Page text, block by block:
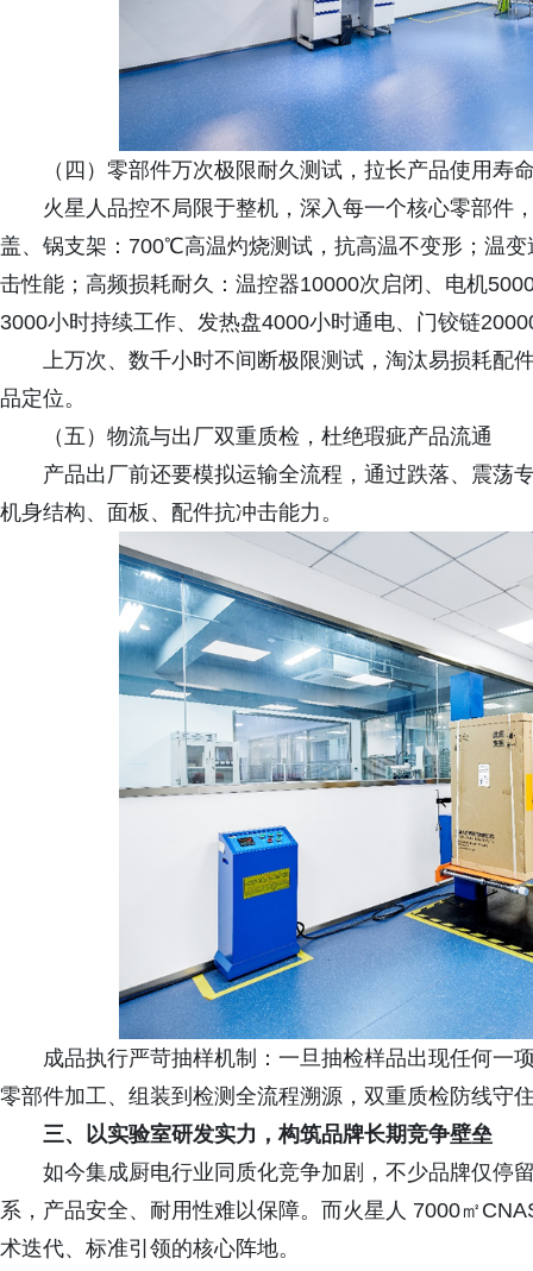
（四）零部件万次极限耐久测试，拉长产品使用寿
火星人品控不局限于整机，深入每一个核心零部件
盖、锅支架：700℃高温灼烧测试，抗高温不变形；温
击性能；高频损耗耐久：温控器10000次启闭、电机
3000小时持续工作、发热盘4000小时通电、门铰链
上万次、数千小时不间断极限测试，淘汰易损耗配
品定位。
（五）物流与出厂双重质检，杜绝瑕疵产品流通
产品出厂前还要模拟运输全流程，通过跌落、震荡
机身结构、面板、配件抗冲击能力。
成品执行严苛抽样机制：一旦抽检样品出现任何一
零部件加工、组装到检测全流程溯源，双重质检防线守
三、以实验室研发实力，构筑品牌长期竞争壁垒
如今集成厨电行业同质化竞争加剧，不少品牌仅停
系，产品安全、耐用性难以保障。而火星人 7000㎡
术迭代、标准引领的核心阵地。